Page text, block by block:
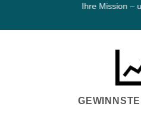
Ihre Mission –